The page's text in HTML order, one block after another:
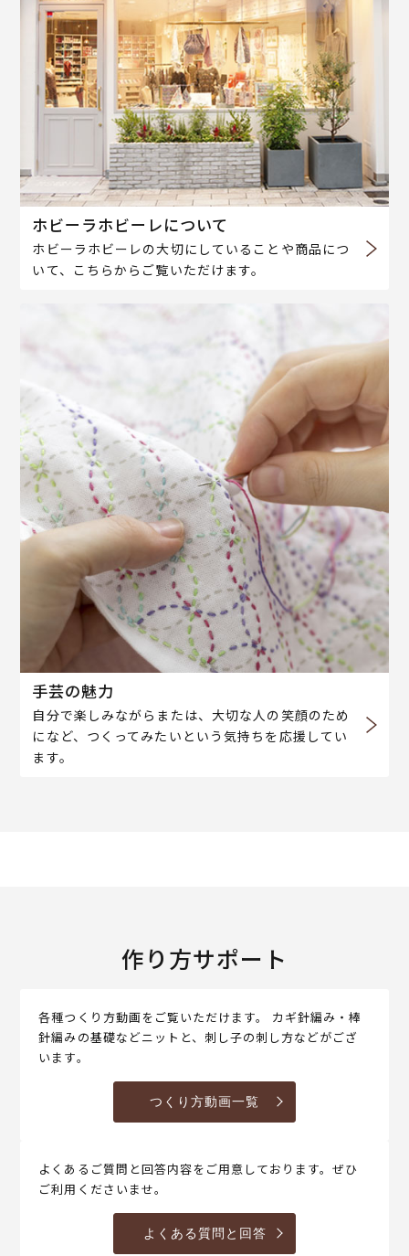
ホビーラホビーレについて
ホビーラホビーレの大切にしていることや商品につ
いて、こちらからご覧いただけます。
手芸の魅力
自分で楽しみながらまたは、大切な人の笑顔のため
になど、つくってみたいという気持ちを応援してい
ます。
作り方サポート
各種つくり方動画をご覧いただけます。 カギ針編み・棒
針編みの基礎などニットと、刺し子の刺し方などがござ
います。
つくり方動画一覧
よくあるご質問と回答内容をご用意しております。ぜひ
ご利用くださいませ。
よくある質問と回答